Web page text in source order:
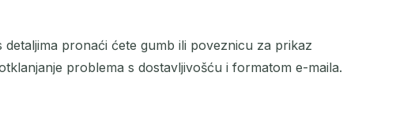
pronaći ćete gumb ili poveznicu za prikaz
problema s dostavljivošću i formatom e-maila.